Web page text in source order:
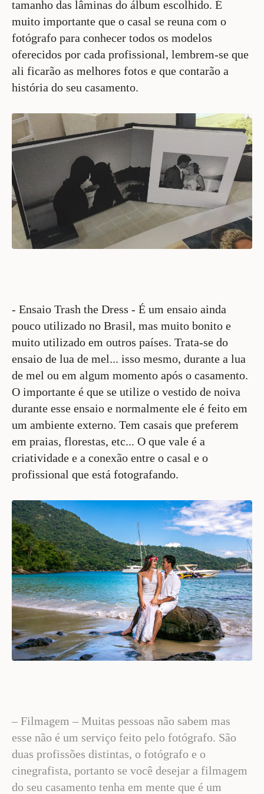
tamanho das lâminas do álbum escolhido. É
muito importante que o casal se reuna com o
fotógrafo para conhecer todos os modelos
oferecidos por cada profissional, lembrem-se que
ali ficarão as melhores fotos e que contarão a
história do seu casamento.
- Ensaio Trash the Dress - É um ensaio ainda
pouco utilizado no Brasil, mas muito bonito e
muito utilizado em outros países. Trata-se do
ensaio de lua de mel... isso mesmo, durante a lua
de mel ou em algum momento após o casamento.
O importante é que se utilize o vestido de noiva
durante esse ensaio e normalmente ele é feito em
um ambiente externo. Tem casais que preferem
em praias, florestas, etc... O que vale é a
criatividade e a conexão entre o casal e o
profissional que está fotografando.
– Filmagem – Muitas pessoas não sabem mas
esse não é um serviço feito pelo fotógrafo. São
duas profissões distintas, o fotógrafo e o
cinegrafista, portanto se você desejar a filmagem
do seu casamento tenha em mente que é um